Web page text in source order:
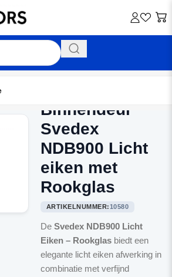
Binnendeur
Svedex
NDB900 Licht
eiken met
Rookglas
ARTIKELNUMMER:10580
De Svedex NDB900 Licht
Eiken – Rookglasbiedt een
elegante licht eiken afwerking in
combinatie met verfijnd